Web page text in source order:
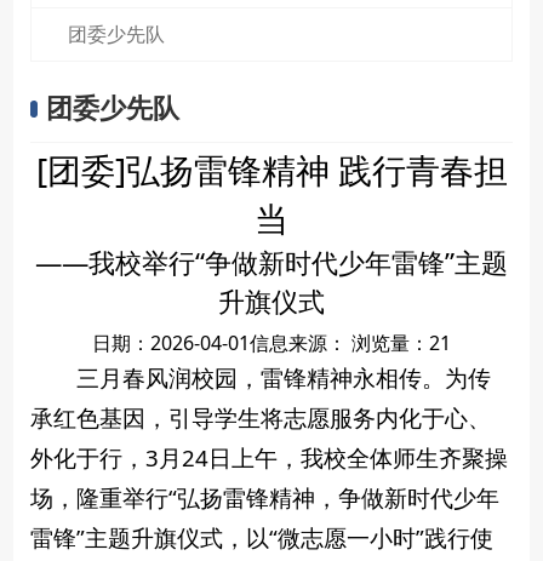
团委少先队
团委少先队
[团委]弘扬雷锋精神 践行青春担
当
——我校举行“争做新时代少年雷锋”主题
升旗仪式
日期：2026-04-01信息来源： 浏览量： 21
三月春风润校园，雷锋精神永相传。为传
承红色基因，引导学生将志愿服务内化于心、
外化于行，3月24日上午，我校全体师生齐聚操
场，隆重举行“弘扬雷锋精神，争做新时代少年
雷锋”主题升旗仪式，以“微志愿一小时”践行使